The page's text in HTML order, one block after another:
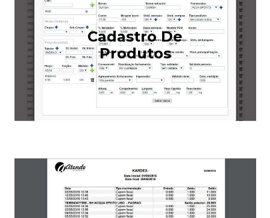
Cadastro De
Produtos